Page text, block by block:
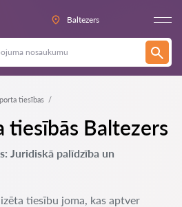
Baltezers
tiesības
tiesībās Baltezers
Juridiskā palīdzība un
tiesību joma, kas aptver